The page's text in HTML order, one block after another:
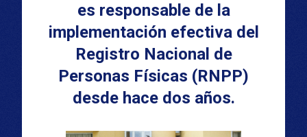
es responsable de la
implementación efectiva del
Registro Nacional de
Personas Físicas (RNPP)
desde hace dos años.